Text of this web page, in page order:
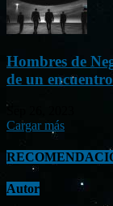
Hombres de
de un
Sep 26, 2023
Cargar más
Autor